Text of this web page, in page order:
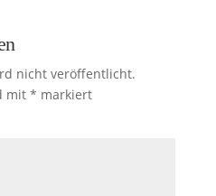
nicht veröffentlicht.
mit * markiert